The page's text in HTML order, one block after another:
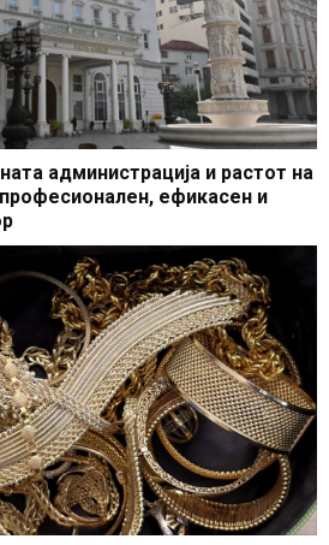
администрација и растот на
ефикасен и